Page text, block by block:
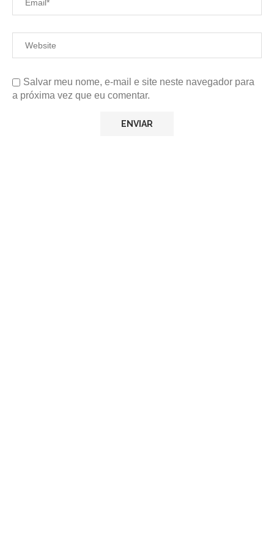
Salvar meu nome, e-mail e site neste navegador para
a próxima vez que eu comentar.